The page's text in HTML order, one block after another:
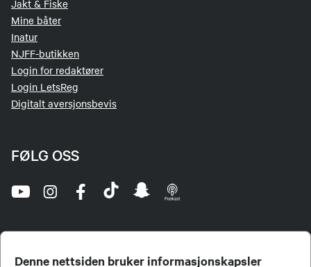
Denne nettsiden bruker informasjonskapsler
Jakt & Fiske
Mine båter
Inatur
NJFF-butikken
Login for redaktører
Login LetsReg
Digitalt aversjonsbevis
FØLG OSS